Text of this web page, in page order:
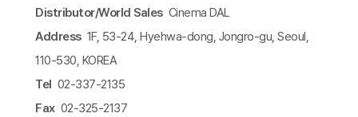
Distributor/World SalesCinema DAL
Address 1F, 53-24, Hyehwa-dong, Jongro-gu, Seoul,
110-530, KOREA
Tel 02-337-2135
Fax 02-325-2137